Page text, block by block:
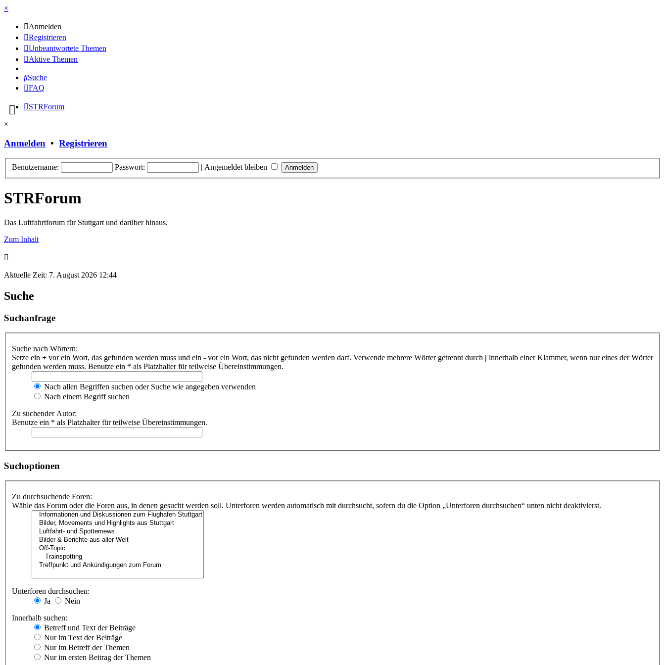
×
Anmelden
Registrieren
Unbeantwortete Themen
Aktive Themen
Suche
FAQ
STRForum
×
Anmelden • Registrieren
Benutzername: Passwort: | Angemeldet bleiben
STRForum
Das Luftfahrtforum für Stuttgart und darüber hinaus.
Zum Inhalt
Aktuelle Zeit: 7. August 2026 12:44
Suche
Suchanfrage
Suche nach Wörtern:
Setze ein + vor ein Wort, das gefunden werden muss und ein - vor ein Wort, das nicht gefunden werden darf. Verwende mehrere Wörter getrennt durch | innerhalb einer Klammer, wenn nur eines der Wörter
gefunden werden muss. Benutze ein * als Platzhalter für teilweise Übereinstimmungen.
Nach allen Begriffen suchen oder Suche wie angegeben verwenden
Nach einem Begriff suchen
Zu suchender Autor:
Benutze ein * als Platzhalter für teilweise Übereinstimmungen.
Suchoptionen
Zu durchsuchende Foren:
Wähle das Forum oder die Foren aus, in denen gesucht werden soll. Unterforen werden automatisch mit durchsucht, sofern du die Option „Unterforen durchsuchen“ unten nicht deaktivierst.
Unterforen durchsuchen:
Ja
Nein
Innerhalb suchen:
Betreff und Text der Beiträge
Nur im Text der Beiträge
Nur im Betreff der Themen
Nur im ersten Beitrag der Themen